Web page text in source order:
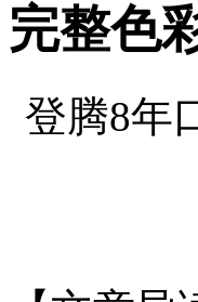
完整色
登腾8年